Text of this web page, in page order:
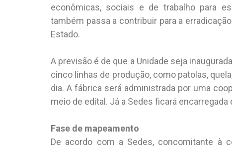
econômicas, sociais e de trabalho para
também passa a contribuir para a
Estado.
A previsão é de que a Unidade seja
cinco linhas de produção, como patolas,
dia. A fábrica será administrada por uma
meio de edital. Já a Sedes ficará
Fase de mapeamento
De acordo com a Sedes, concomitante à